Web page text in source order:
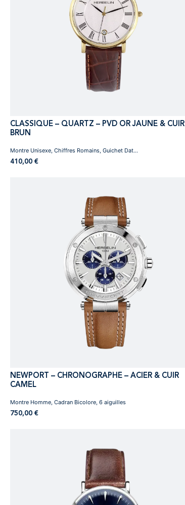
CLASSIQUE – QUARTZ – PVD OR JAUNE & CUIR
BRUN
410,00 €
Montre Unisexe, Chiffres Romains, Guichet Dat...
NEWPORT – CHRONOGRAPHE – ACIER & CUIR
CAMEL
750,00 €
Montre Homme, Cadran Bicolore, 6 aiguilles